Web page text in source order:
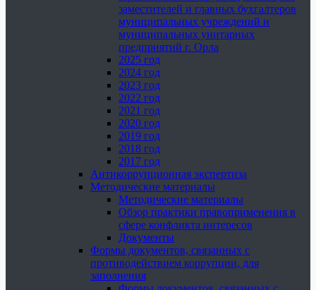
заместителей и главных бухгалтеров
муниципальных учреждений и
муниципальных унитарных
предприятий г. Орла
2025 год
2024 год
2023 год
2022 год
2021 год
2020 год
2019 год
2018 год
2017 год
Антикоррупционная экспертиза
Методические материалы
Методические материалы
Обзор практики правоприменения в
сфере конфликта интересов
Документы
Формы документов, связанных с
противодействием коррупции, для
заполнения